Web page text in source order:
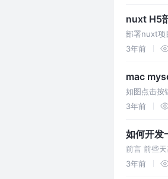
nuxt H5
部署nuxt项
导致页面
3年前
mac
如图点击按
据库
3年前
如何开
前言 前些
sentry启发,
3年前